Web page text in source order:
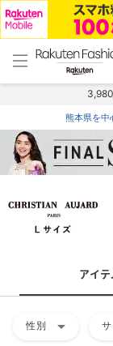
menu home
トップ
熊本県を中
アイテ
性別 arrow_drop_down